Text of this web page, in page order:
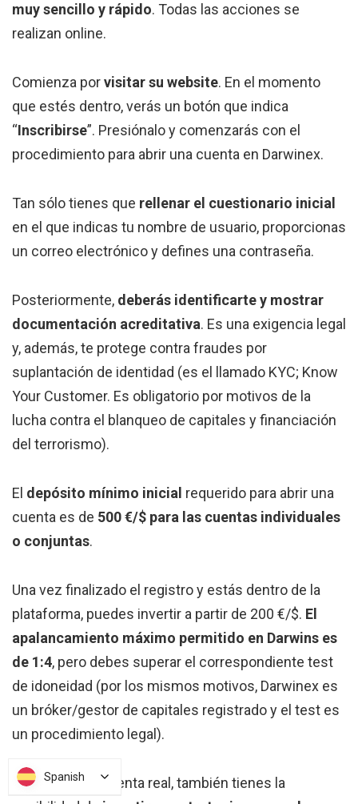
muy sencillo y rápido. Todas las acciones se
realizan online.
Comienza porvisitar su website. En el momento
que estés dentro, verás un botón que indica
“Inscribirse”. Presiónalo y comenzarás con el
procedimiento para abrir una cuenta en Darwinex.
Tan sólo tienes que rellenar el cuestionario inicial
en el que indicas tu nombre de usuario, proporcionas
un correo electrónico y defines una contraseña.
Posteriormente, deberás identificarte y mostrar
documentación acreditativa. Es una exigencia legal
y, además, te protege contra fraudes por
suplantación de identidad (es el llamado KYC; Know
Your Customer. Es obligatorio por motivos de la
lucha contra el blanqueo de capitales y financiación
del terrorismo).
El depósito mínimo inicial requerido para abrir una
cuenta es de 500 €/$ para las cuentas individuales
o conjuntas.
Una vez finalizado el registro y estás dentro de la
plataforma, puedes invertir a partir de 200 €/$. El
apalancamiento máximo permitido en Darwins es
de 1:4, pero debes superar el correspondiente test
de idoneidad (por los mismos motivos, Darwinex es
un bróker/gestor de capitales registrado y el test es
un procedimiento legal).
Además de la cuenta real, también tienes la
Spanish
Spanish